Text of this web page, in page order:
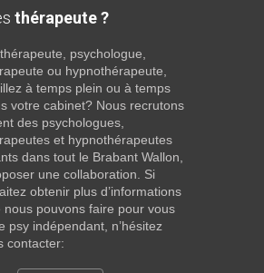
thérapeute ?
psychologue,
ou hypnothérapeute,
à temps plein ou à temps
votre cabinet? Nous recrutons
des psychologues,
et hypnothérapeutes
dans tout le Brabant Wallon,
une collaboration. Si
obtenir plus d’informations
nous pouvons faire pour vous
psy indépendant, n’hésitez
contacter: